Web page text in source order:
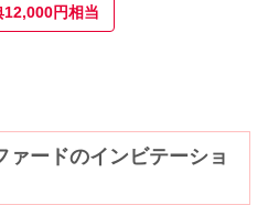
12,000円相当
ァードのインビテーショ